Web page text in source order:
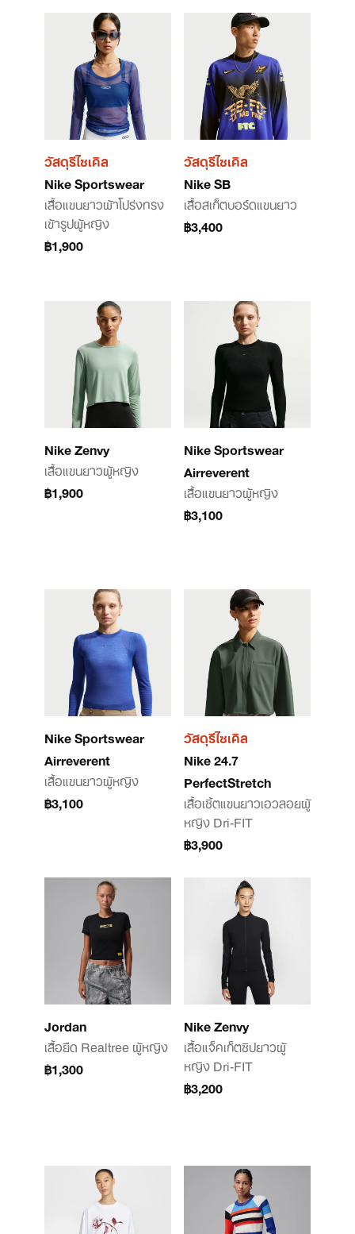
วัสดุรีไซเคิล
Nike Sportswear
เสื้อแขนยาวผ้าโปร่งทรง
เข้ารูปผู้หญิง
฿1,900
วัสดุรีไซเคิล
Nike SB
เสื้อสเก็ตบอร์ดแขนยาว
฿3,400
Nike Zenvy
เสื้อแขนยาวผู้หญิง
฿1,900
Nike Sportswear
Airreverent
เสื้อแขนยาวผู้หญิง
฿3,100
Nike Sportswear
Airreverent
เสื้อแขนยาวผู้หญิง
฿3,100
วัสดุรีไซเคิล
Nike 24.7
PerfectStretch
เสื้อเชิ้ตแขนยาวเอวลอยผู้
หญิง Dri-FIT
฿3,900
Jordan
เสื้อยืด Realtree ผู้หญิง
฿1,300
Nike Zenvy
เสื้อแจ็คเก็ตซิปยาวผู้
หญิง Dri-FIT
฿3,200